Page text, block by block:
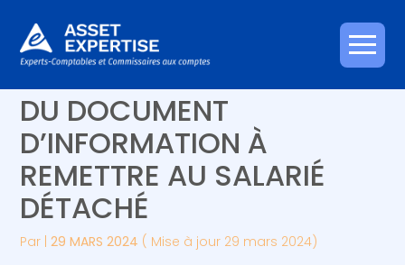
Aller
au
Créer et reprendre une activité
Gérer votre quotidien
Piloter votre entreprise
Développer votre entreprise
Construire votre patrimoine
Piloter votre gestion
Suivre votre comptabilité
Gérer vos ressources humaines
BTP : UNE CORRECTION
DU DOCUMENT
D’INFORMATION À
REMETTRE AU SALARIÉ
DÉTACHÉ
Par |29 MARS 2024 ( Mise à jour 29 mars 2024)